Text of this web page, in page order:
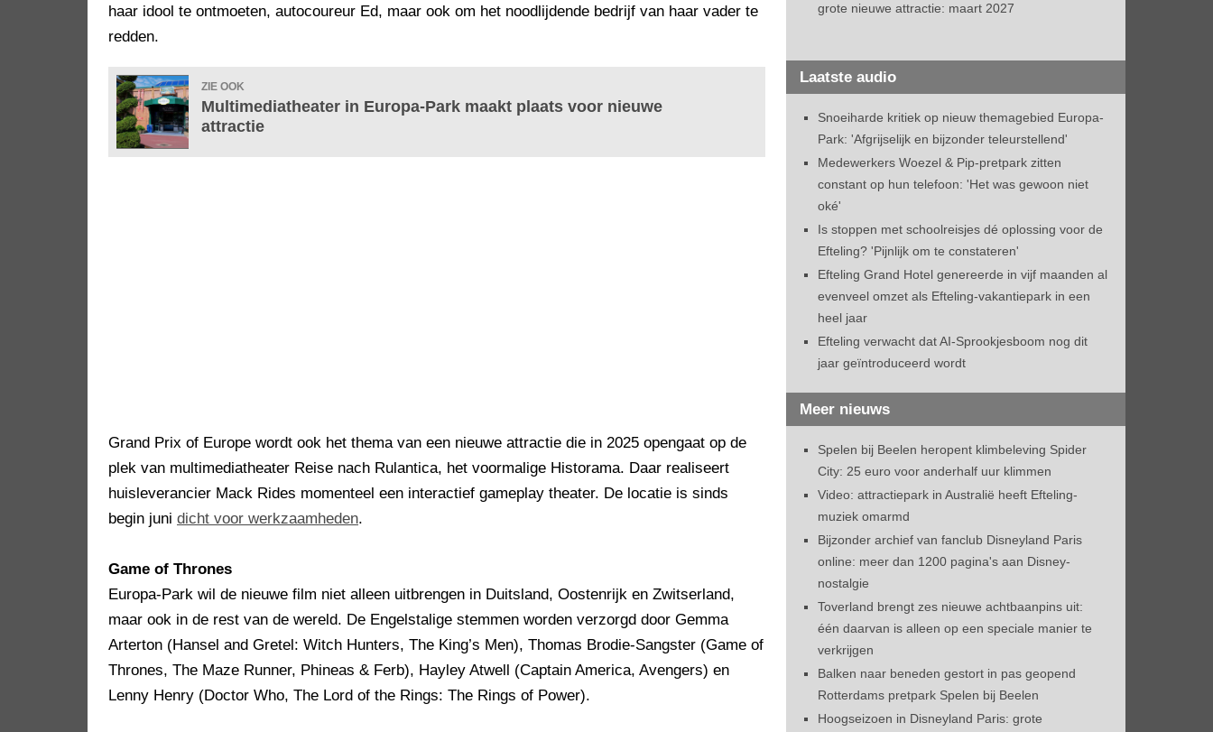
haar idool te ontmoeten, autocoureur Ed, maar ook om het noodlijdende bedrijf van haar vader te
redden.
ZIE OOK
Multimediatheater in Europa-Park maakt plaats voor nieuwe
attractie
Grand Prix of Europe wordt ook het thema van een nieuwe attractie die in 2025 opengaat op de
plek van multimediatheater Reise nach Rulantica, het voormalige Historama. Daar realiseert
huisleverancier Mack Rides momenteel een interactief gameplay theater. De locatie is sinds
begin juni dicht voor werkzaamheden.
Game of Thrones
Europa-Park wil de nieuwe film niet alleen uitbrengen in Duitsland, Oostenrijk en Zwitserland,
maar ook in de rest van de wereld. De Engelstalige stemmen worden verzorgd door Gemma
Arterton (Hansel and Gretel: Witch Hunters, The King’s Men), Thomas Brodie-Sangster (Game of
Thrones, The Maze Runner, Phineas & Ferb), Hayley Atwell (Captain America, Avengers) en
Lenny Henry (Doctor Who, The Lord of the Rings: The Rings of Power).
grote nieuwe attractie: maart 2027
Laatste audio
Snoeiharde kritiek op nieuw themagebied Europa-
Park: 'Afgrijselijk en bijzonder teleurstellend'
Medewerkers Woezel & Pip-pretpark zitten
constant op hun telefoon: 'Het was gewoon niet
oké'
Is stoppen met schoolreisjes dé oplossing voor de
Efteling? 'Pijnlijk om te constateren'
Efteling Grand Hotel genereerde in vijf maanden al
evenveel omzet als Efteling-vakantiepark in een
heel jaar
Efteling verwacht dat AI-Sprookjesboom nog dit
jaar geïntroduceerd wordt
Meer nieuws
Spelen bij Beelen heropent klimbeleving Spider
City: 25 euro voor anderhalf uur klimmen
Video: attractiepark in Australië heeft Efteling-
muziek omarmd
Bijzonder archief van fanclub Disneyland Paris
online: meer dan 1200 pagina's aan Disney-
nostalgie
Toverland brengt zes nieuwe achtbaanpins uit:
één daarvan is alleen op een speciale manier te
verkrijgen
Balken naar beneden gestort in pas geopend
Rotterdams pretpark Spelen bij Beelen
Hoogseizoen in Disneyland Paris: grote